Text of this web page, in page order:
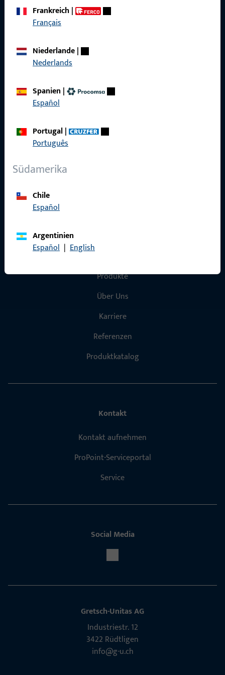
zuverlässig.Frankreich|
Français
Niederlande|
Nederlands
Spanien |
Español
Portugal|
Português
Südamerika
Chile
Español
Argentinien
Español | English
Allgemeines
Schnelleinstieg
Produkte
Über Uns
Karriere
Referenzen
Produktkatalog
Kontakt
Kontakt aufnehmen
ProPoint-Serviceportal
Service
Social Media
Gretsch-Unitas AG
Indu­s­triestr. 12
3422 Rüdt­ligen
info@g-u.ch